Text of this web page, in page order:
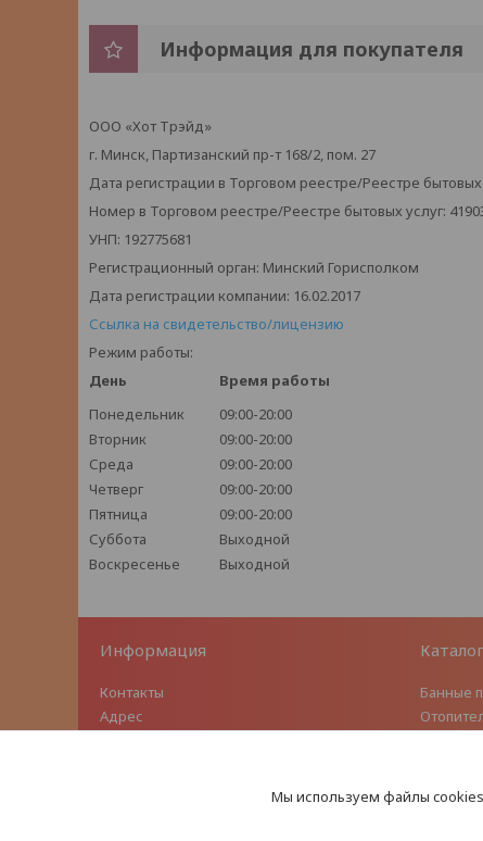
Информация для покупателя
ООО «Хот Трэйд»
г. Минск, Партизанский пр-т 168/2, пом. 27
Дата регистрации в Торговом реестре/Реестре бытовых
Номер в Торговом реестре/Реестре бытовых услуг:
УНП: 192775681
Регистрационный орган: Минский Горисполком
Дата регистрации компании: 16.02.2017
Ссылка на свидетельство/лицензию
Режим работы:
День
Время работы
Понедельник
09:00-20:00
Вторник
09:00-20:00
Среда
09:00-20:00
Четверг
09:00-20:00
Пятница
09:00-20:00
Суббота
Выходной
Воскресенье
Выходной
Информация
Контакты
Адрес
Банные
Мы используем файлы